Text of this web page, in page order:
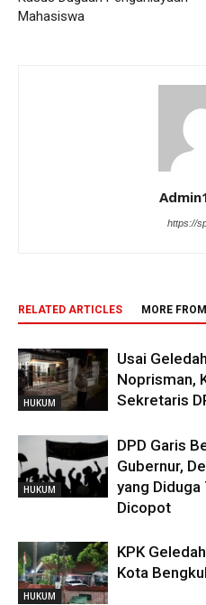
Mahasiswa
https://
RELATED ARTICLES MORE
HUKUM
Usai
Noprisman,
Sekretaris
HUKUM
DPD Garis
Gubernur,
yang
Dicopot
HUKUM
KPK
Kota